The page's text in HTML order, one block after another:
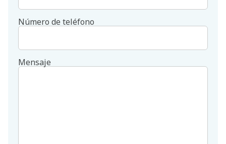
Número de teléfono
Mensaje